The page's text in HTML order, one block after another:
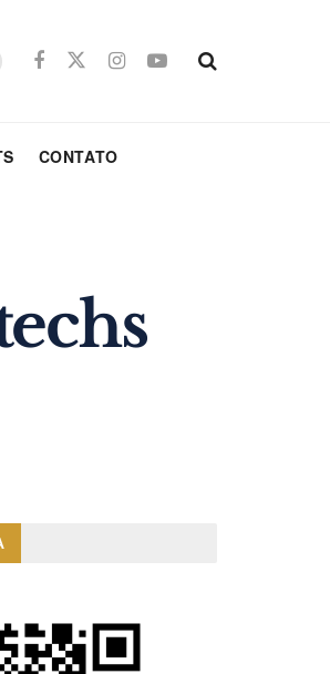
CONTATO